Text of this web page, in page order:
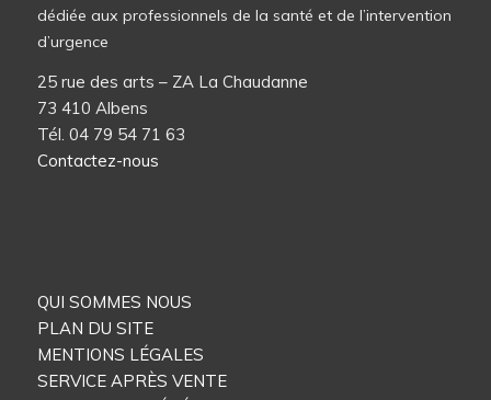
dédiée aux professionnels de la santé et de l’intervention
d’urgence
25 rue des arts – ZA La Chaudanne
73 410 Albens
Tél. 04 79 54 71 63
Contactez-nous
QUI SOMMES NOUS
PLAN DU SITE
MENTIONS LÉGALES
SERVICE APRÈS VENTE